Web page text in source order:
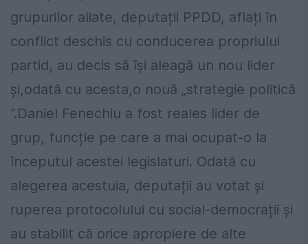
grupurilor aliate, deputații PPDD, aflați în
conflict deschis cu conducerea propriului
partid, au decis să își aleagă un nou lider
și,odată cu acesta,o nouă „strategie politică
“.Daniel Fenechiu a fost reales lider de
grup, funcție pe care a mai ocupat-o la
începutul acestei legislaturi. Odată cu
alegerea acestuia, deputații au votat și
ruperea protocolului cu social-democrații și
au stabilit că orice apropiere de alte